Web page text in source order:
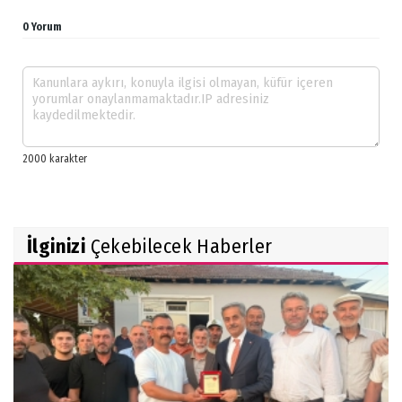
0 Yorum
İlginizi Çekebilecek Haberler